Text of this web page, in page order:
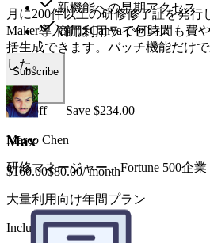
新機能への早期アクセス
商用利用ライセンス
Subscribe
50% off — Save $234.00
Max
$160.00$80.00/ month
大量利用向け年間プラン
Includes
Marco Chen
研修マネージャー、Fortune 500企業